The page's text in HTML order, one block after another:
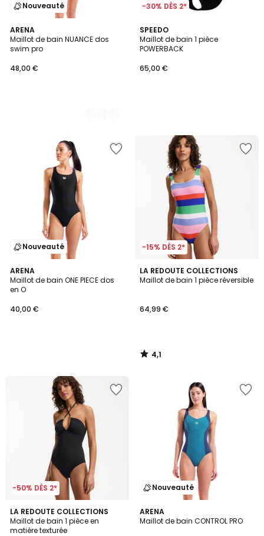
Nouveauté
ARENA
Maillot de bain NUANCE dos
swim pro
48,00 €
2
Couleurs
-30% DÈS 2*
SPEEDO
Maillot de bain 1 pièce
POWERBACK
65,00 €
Nouveauté
ARENA
Maillot de bain ONE PIECE dos
en O
40,00 €
-15% DÈS 2*
LA REDOUTE COLLECTIONS
Maillot de bain 1 pièce réversible
64,99 €
4,1
/ 5
4,1
/
-50% DÈS 2*
LA REDOUTE COLLECTIONS
Maillot de bain 1 pièce en
matière texturée
4,5
/ 5
2
Couleurs
Nouveauté
ARENA
Maillot de bain CONTROL PRO